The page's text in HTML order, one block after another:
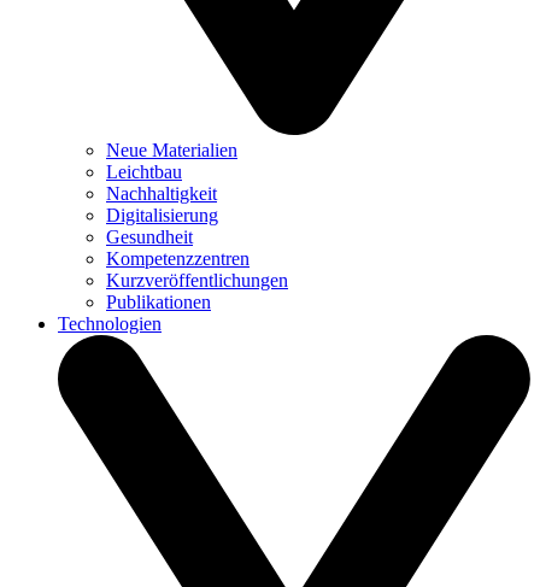
Neue Materialien
Leichtbau
Nachhaltigkeit
Digitalisierung
Gesundheit
Kompetenzzentren
Kurzveröffentlichungen
Publikationen
Technologien